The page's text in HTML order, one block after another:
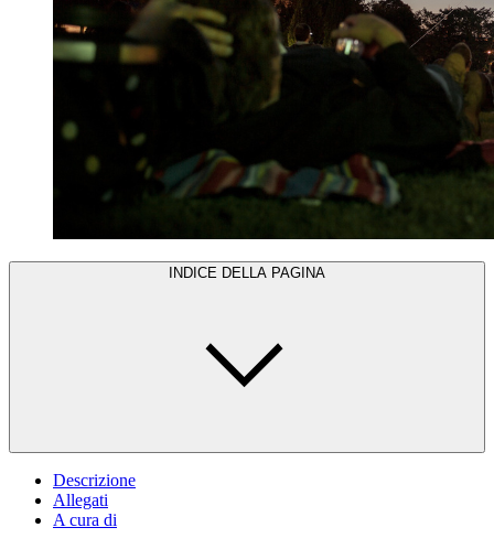
INDICE DELLA PAGINA
Descrizione
Allegati
A cura di